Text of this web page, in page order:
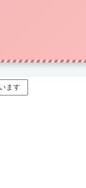
ます